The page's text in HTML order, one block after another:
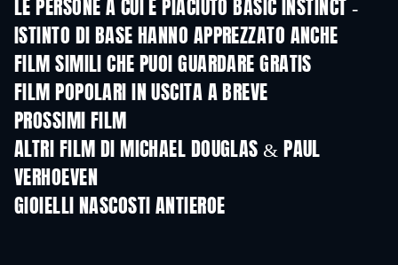
LE PERSONE A CUI È PIACIUTO BASIC INSTINCT -
ISTINTO DI BASE HANNO APPREZZATO ANCHE
FILM SIMILI CHE PUOI GUARDARE GRATIS
FILM POPOLARI IN USCITA A BREVE
PROSSIMI FILM
ALTRI FILM DI MICHAEL DOUGLAS & PAUL
VERHOEVEN
GIOIELLI NASCOSTI ANTIEROE